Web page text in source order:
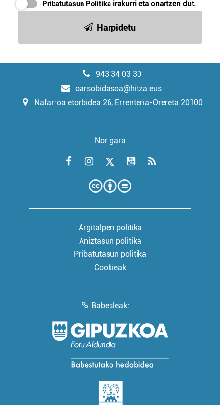
Pribatutasun Politika irakurri eta onartzen dut.
Harpidetu
943 34 03 30
oarsobidasoa@hitza.eus
Nafarroa etorbidea 26, Errenteria-Orereta 20100
Nor gara
Argitalpen politika
Aniztasun politika
Pribatutasun politika
Cookieak
Babesleak: